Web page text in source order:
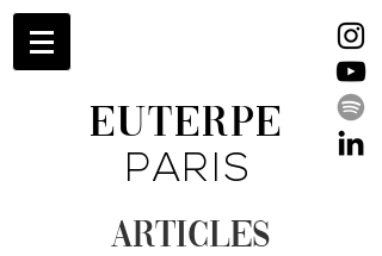
EUTERPE
PARIS
ARTICLES